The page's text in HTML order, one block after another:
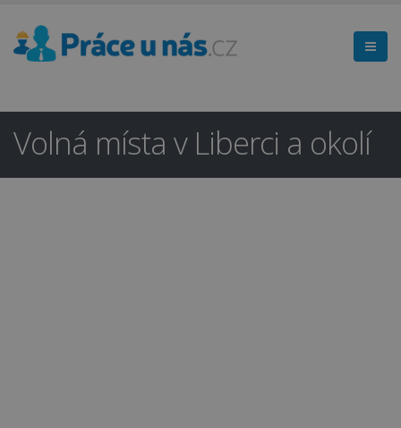
Volná místa v Liberci a okolí